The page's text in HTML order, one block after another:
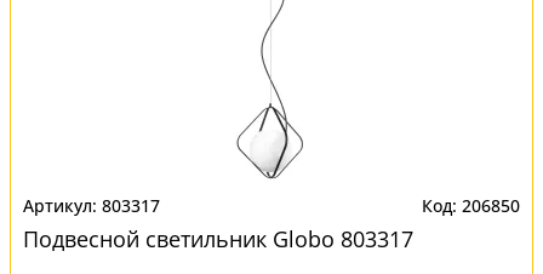
803317 206850
Подвесной светильник Globo 803317